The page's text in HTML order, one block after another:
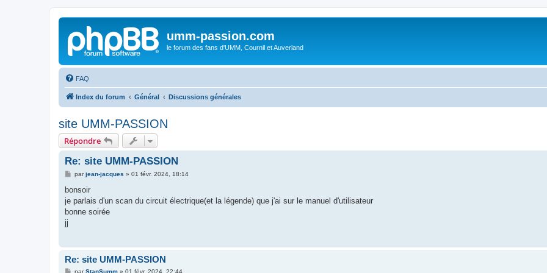
umm-passion.com
le forum des fans d'UMM, Cournil et Auverland
FAQ
Index du forum Général Discussions générales
site UMM-PASSION
Répondre
Re: site UMM-PASSION
M
s
a
g
parjean-jacques » 01 févr. 2024, 18:14
bonsoir
je parlais d'un scan du circuit électrique(et la légende) que j'ai sur le manuel d'utilisateur
bonne soirée
jj
Re: site UMM-PASSION
MparStanSumm» 01 févr. 2024, 22:44